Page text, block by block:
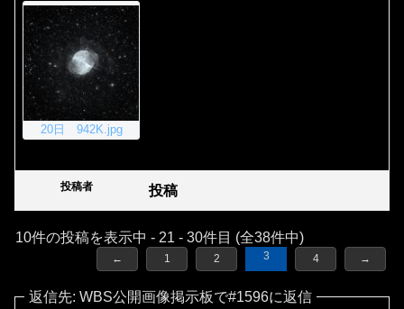
20日 942K.jpg
投稿者 投稿
10件の投稿を表示中 - 21 - 30件目 (全38件中)
← 1 2 3 4 →
返信先: WBS公開画像掲示板で#1596に返信